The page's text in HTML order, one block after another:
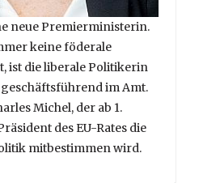
neue Premierministerin.
keine föderale
ist die liberale Politikerin
im Amt.
Michel, der ab 1.
des EU-Rates die
mitbestimmen wird.